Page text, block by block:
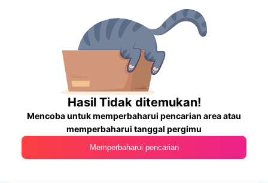
Hasil Tidak ditemukan!
Mencoba untuk memperbaharui pencarian area atau
memperbaharui tanggal pergimu
Memperbaharui pencarian